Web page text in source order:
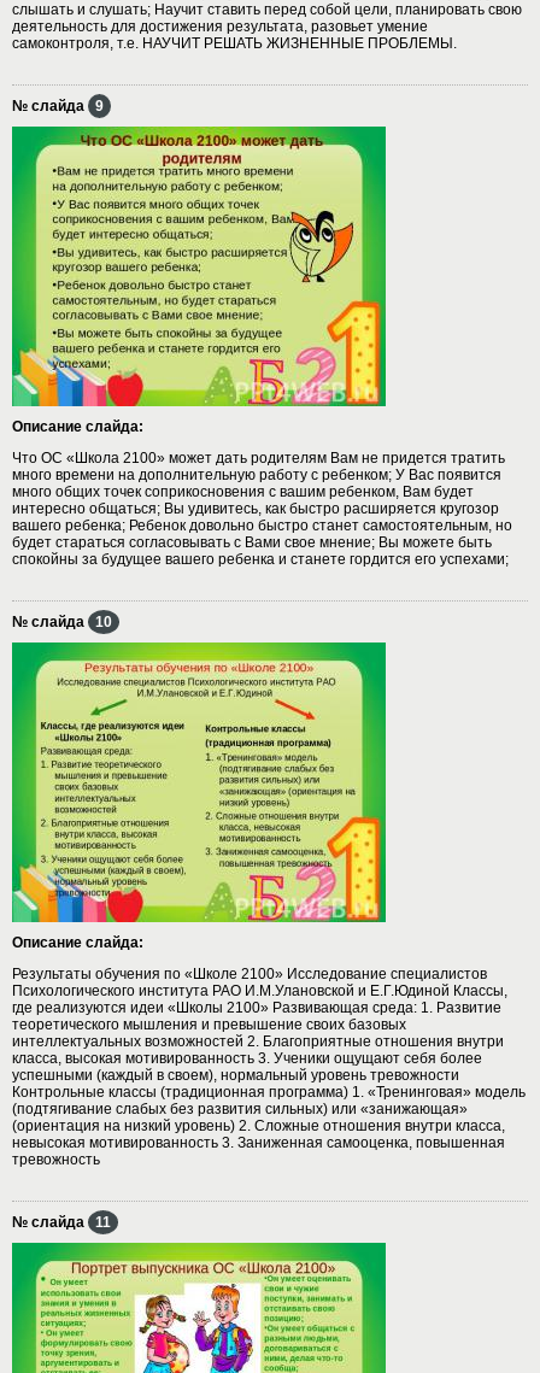
слышать и слушать; Научит ставить перед собой цели, планировать свою
деятельность для достижения результата, разовьет умение
самоконтроля, т.е. НАУЧИТ РЕШАТЬ ЖИЗНЕННЫЕ ПРОБЛЕМЫ.
№ слайда 9
Описание слайда:
Что ОС «Школа 2100» может дать родителям Вам не придется тратить
много времени на дополнительную работу с ребенком; У Вас появится
много общих точек соприкосновения с вашим ребенком, Вам будет
интересно общаться; Вы удивитесь, как быстро расширяется кругозор
вашего ребенка; Ребенок довольно быстро станет самостоятельным, но
будет стараться согласовывать с Вами свое мнение; Вы можете быть
спокойны за будущее вашего ребенка и станете гордится его успехами;
№ слайда 10
Описание слайда:
Результаты обучения по «Школе 2100» Исследование специалистов
Психологического института РАО И.М.Улановской и Е.Г.Юдиной Классы,
где реализуются идеи «Школы 2100» Развивающая среда: 1. Развитие
теоретического мышления и превышение своих базовых
интеллектуальных возможностей 2. Благоприятные отношения внутри
класса, высокая мотивированность 3. Ученики ощущают себя более
успешными (каждый в своем), нормальный уровень тревожности
Контрольные классы (традиционная программа) 1. «Тренинговая» модель
(подтягивание слабых без развития сильных) или «занижающая»
(ориентация на низкий уровень) 2. Сложные отношения внутри класса,
невысокая мотивированность 3. Заниженная самооценка, повышенная
тревожность
№ слайда 11